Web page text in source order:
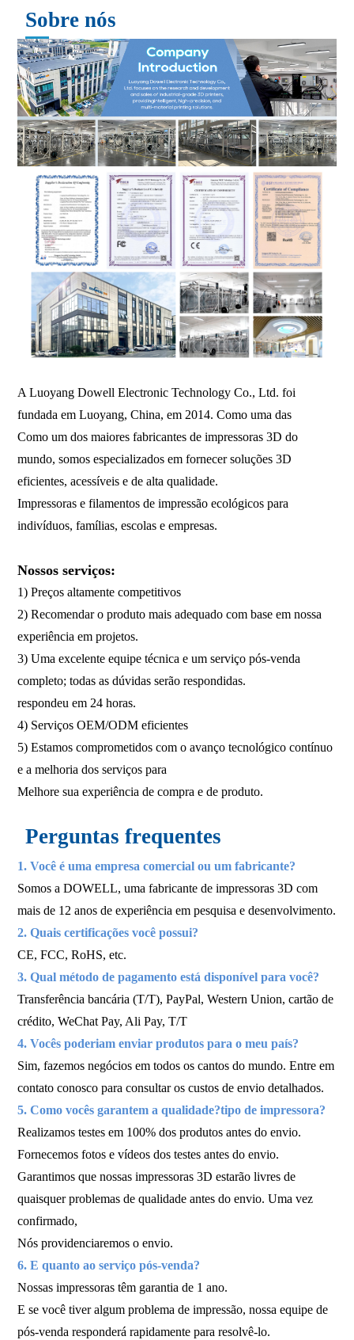
Sobre nós
A Luoyang Dowell Electronic Technology Co., Ltd. foi
fundada em Luoyang, China, em 2014. Como uma das
Como um dos maiores fabricantes de impressoras 3D do
mundo, somos especializados em fornecer soluções 3D
eficientes, acessíveis e de alta qualidade.
Impressoras e filamentos de impressão ecológicos para
indivíduos, famílias, escolas e empresas.
Nossos serviços:
1) Preços altamente competitivos
2) Recomendar o produto mais adequado com base em nossa
experiência em projetos.
3) Uma excelente equipe técnica e um serviço pós-venda
completo; todas as dúvidas serão respondidas.
respondeu em 24 horas.
4) Serviços OEM/ODM eficientes
5) Estamos comprometidos com o avanço tecnológico contínuo
e a melhoria dos serviços para
Melhore sua experiência de compra e de produto.
Perguntas frequentes
1. Você é uma empresa comercial ou um fabricante?
Somos a DOWELL, uma fabricante de impressoras 3D com
mais de 12 anos de experiência em pesquisa e desenvolvimento.
2. Quais certificações você possui?
CE, FCC, RoHS, etc.
3. Qual método de pagamento está disponível para você?
Transferência bancária (T/T), PayPal, Western Union, cartão de
crédito, WeChat Pay, Ali Pay, T/T
4. Vocês poderiam enviar produtos para o meu país?
Sim, fazemos negócios em todos os cantos do mundo. Entre em
contato conosco para consultar os custos de envio detalhados.
5. Como vocês garantem a qualidade?tipo de impressora?
Realizamos testes em 100% dos produtos antes do envio.
Fornecemos fotos e vídeos dos testes antes do envio.
Garantimos que nossas impressoras 3D estarão livres de
quaisquer problemas de qualidade antes do envio. Uma vez
confirmado,
Nós providenciaremos o envio.
6. E quanto ao serviço pós-venda?
Nossas impressoras têm garantia de 1 ano.
E se você tiver algum problema de impressão, nossa equipe de
pós-venda responderá rapidamente para resolvê-lo.